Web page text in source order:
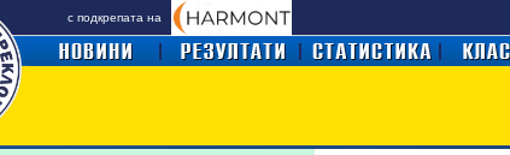
с подкрепата на